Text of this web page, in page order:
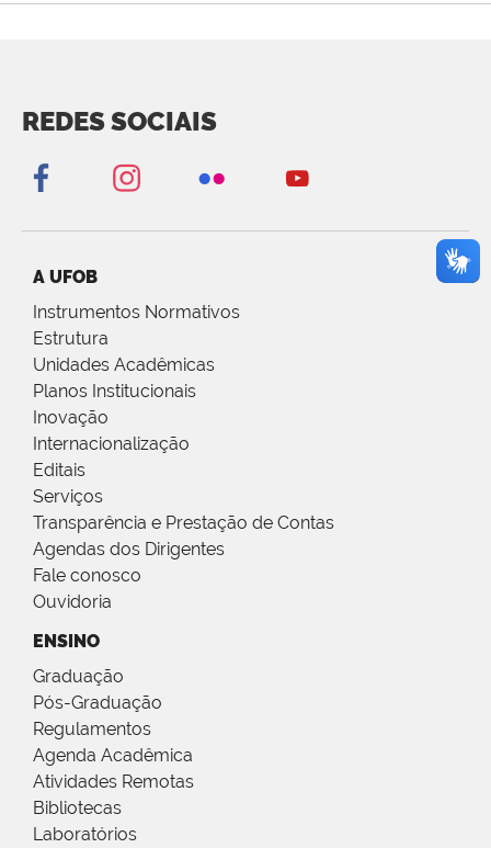
REDES SOCIAIS
A UFOB
Instrumentos Normativos
Estrutura
Unidades Acadêmicas
Planos Institucionais
Inovação
Internacionalização
Editais
Serviços
Transparência e Prestação de Contas
Agendas dos Dirigentes
Fale conosco
Ouvidoria
ENSINO
Graduação
Pós-Graduação
Regulamentos
Agenda Acadêmica
Atividades Remotas
Bibliotecas
Laboratórios